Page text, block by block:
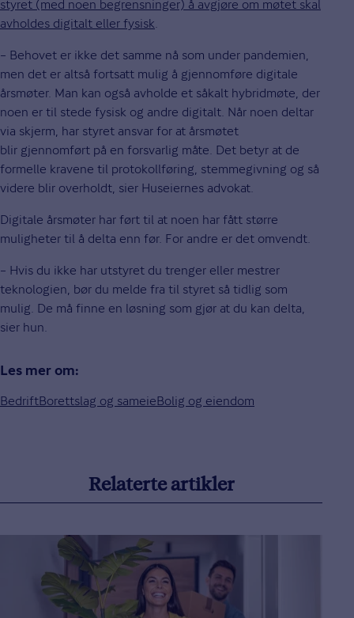
styret (med noen begrensninger) å avgjøre om møtet skal
avholdes digitalt eller fysisk
– Behovet er ikke det samme nå som under pandemien,
men det er altså fortsatt mulig å gjennomføre digitale
årsmøter. Man kan også avholde et såkalt hybridmøte, der
noen er til stede fysisk og andre digitalt. Når noen deltar
via skjerm, har styret ansvar for at årsmøtet
blir gjennomført på en forsvarlig måte. Det betyr at de
formelle kravene til protokollføring, stemmegivning og så
videre blir overholdt, sier Huseiernes advokat.
Digitale årsmøter har ført til at noen har fått større
muligheter til å delta enn før. For andre er det omvendt.
– Hvis du ikke har utstyret du trenger eller mestrer
teknologien, bør du melde fra til styret så tidlig som
mulig. De må finne en løsning som gjør at du kan delta,
sier hun.
Les mer om:
BedriftBorettslag og sameieBolig og eiendom
Relaterte artikler